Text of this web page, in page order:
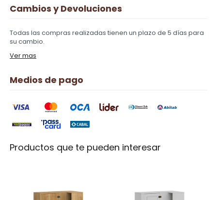
Cambios y Devoluciones
Todas las compras realizadas tienen un plazo de 5 días para
su cambio.
Ver mas
Medios de pago
Productos que te pueden interesar